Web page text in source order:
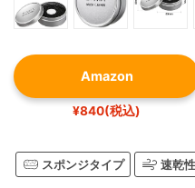
Amazon
¥840(税込)
スポンジタイプ 速乾性